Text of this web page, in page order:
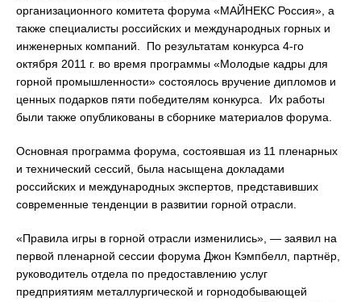
организационного комитета форума «МАЙНЕКС Россия», а
также специалисты российских и международных горных и
инженерных компаний. По результатам конкурса 4-го
октября 2011 г. во время программы «Молодые кадры для
горной промышленности» состоялось вручение дипломов и
ценных подарков пяти победителям конкурса. Их работы
были также опубликованы в сборнике материалов форума.
Основная программа форума, состоявшая из 11 пленарных
и технический сессий, была насыщена докладами
российских и международных экспертов, представивших
современные тенденции в развитии горной отрасли.
«Правила игры в горной отрасли изменились», — заявил на
первой пленарной сессии форума Джон Кэмпбелл, партнёр,
руководитель отдела по предоставлению услуг
предприятиям металлургической и горнодобывающей